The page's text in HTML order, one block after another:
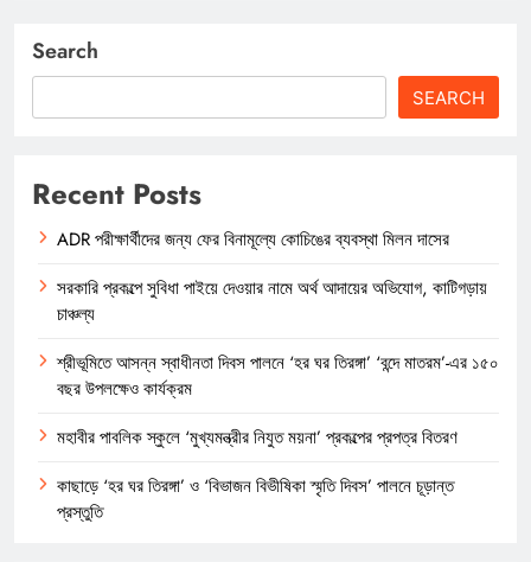
Search
SEARCH
Recent Posts
ADR পরীক্ষার্থীদের জন্য ফের বিনামূল্যে কোচিঙের ব্যবস্থা মিলন দাসের
সরকারি প্রকল্পে সুবিধা পাইয়ে দেওয়ার নামে অর্থ আদায়ের অভিযোগ, কাটিগড়ায়
চাঞ্চল্য
শ্রীভূমিতে আসন্ন স্বাধীনতা দিবস পালনে ‘হর ঘর তিরঙ্গা’ ‘বন্দে মাতরম’-এর ১৫০
বছর উপলক্ষেও কার্যক্রম
মহাবীর পাবলিক স্কুলে ‘মুখ্যমন্ত্রীর নিযুত ময়না’ প্রকল্পের প্রপত্র বিতরণ
কাছাড়ে ‘হর ঘর তিরঙ্গা’ ও ‘বিভাজন বিভীষিকা স্মৃতি দিবস’ পালনে চূড়ান্ত
প্রস্তুতি